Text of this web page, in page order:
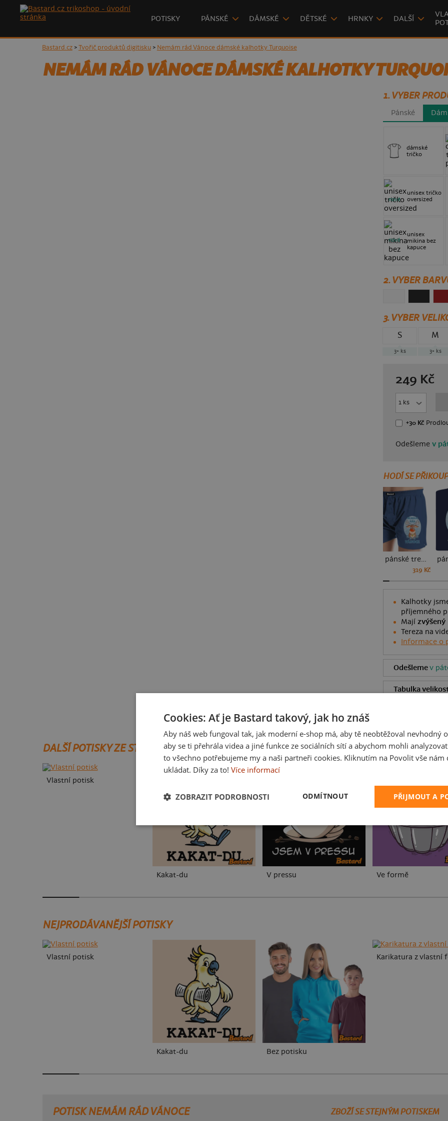
POTISKY PÁNSKÉ DÁMSKÉ DĚTSKÉ HRNKY DALŠÍ
Bastard.cz> Tvořič produktů digitisku> Nemám rád Vánoce dámské kalhotky Turquoise
NEMÁM RÁD VÁNOCE DÁMSKÉ KALHOTKY
1. VYBER
Pánské
dámské
tričko
unisex tričko
oversized
nové
unisex
mikina bez
kapuce
nové
2. VYBER
3.VYBER
S
3+ ks
M
3+ ks
249 Kč
+30 Kč
Odešleme v
HODÍ SE
pánské trenky
319 Kč
Kalhotky
příjemného
Mají zvýšený
Tereza na
Informace o
Odešlemev
Tabulka
DALŠÍ POTISKY ZE STEJNÉ KATEGORIE
Vlastní potisk
Kakat-du V pressu Ve formě
NEJPRODÁVANĚJŠÍ POTISKY
Vlastní potisk
Kakat-du Bez potisku
Karikatura z vlastní
POTISK NEMÁM RÁD VÁNOCE ZBOŽÍ SE STEJNÝM POTISKEM
Cookies: Ať je Bastard takový, jak ho znáš
Aby náš web fungoval tak, jak moderní e-shop má, aby tě neobtěžoval nevhodný
aby se ti přehrála videa a jiné funkce ze sociálních sítí a abychom mohli
to všechno potřebujeme my a naši partneři cookies. Kliknutím na Povolit vše nám
ukládat. Díky za to! Více informací
PŘIJMOUT A
ODMÍTNOUT
ZOBRAZIT PODROBNOSTI